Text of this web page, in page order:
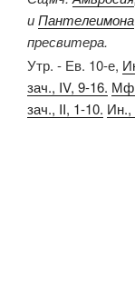
иПантелеимона
пресвитера.
Утр. - Ев. 10-е,
зач., IV, 9-16.
зач., II, 1-10. Ин.,